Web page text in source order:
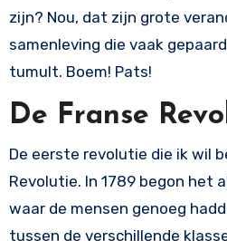
zijn? Nou, dat zijn grote
samenleving die vaak
tumult. Boem! Pats!
De Franse
De eerste revolutie die ik wil
Revolutie. In 1789 begon het
waar de mensen genoeg
tussen de verschillende